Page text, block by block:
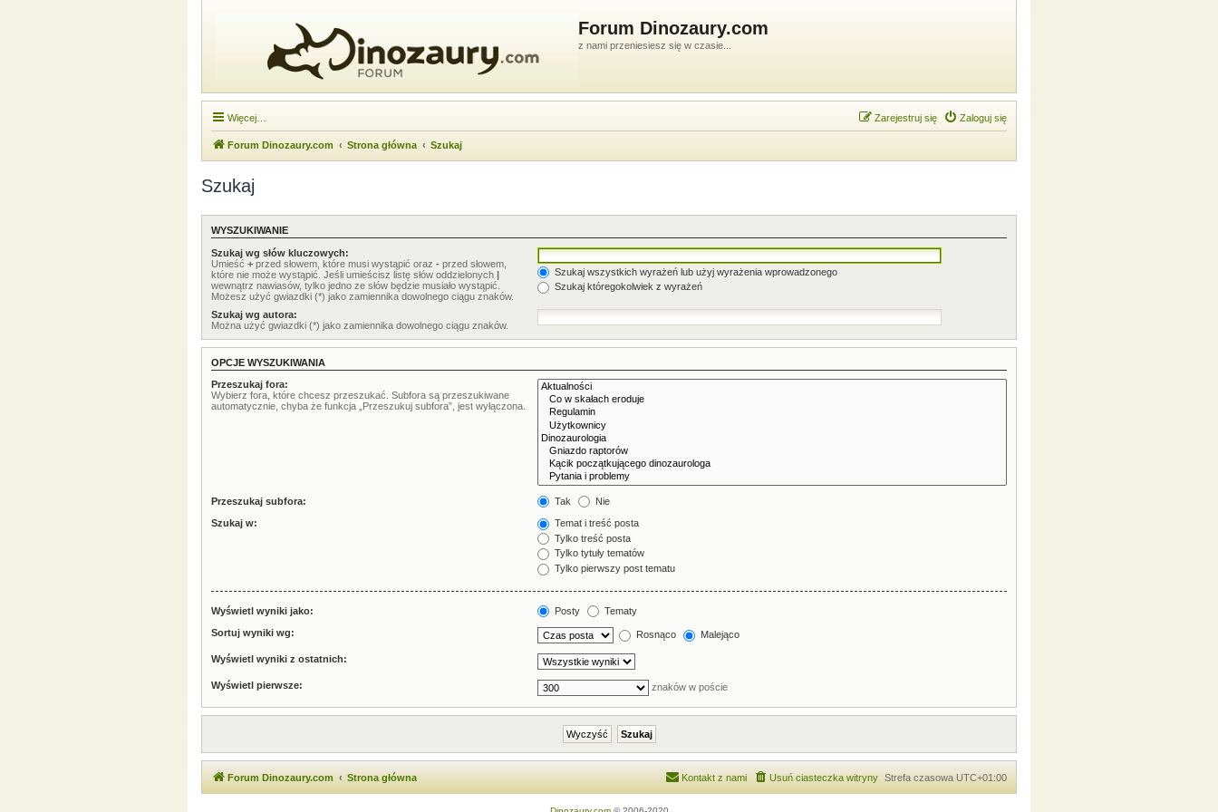
Forum Dinozaury.com
z nami przeniesiesz się w czasie...
Więcej… Zaloguj się
Zarejestruj się
Forum Dinozaury.com Strona główna Szukaj
Szukaj
WYSZUKIWANIE
Szukaj wg słów kluczowych:
Umieść + przed słowem, które musi wystąpić oraz - przed słowem,
które nie może wystąpić. Jeśli umieścisz listę słów oddzielonych |
wewnątrz nawiasów, tylko jedno ze słów będzie musiało wystąpić.
Możesz użyć gwiazdki (*) jako zamiennika dowolnego ciągu znaków.
Szukaj wszystkich wyrażeń lub użyj wyrażenia wprowadzonego
Szukaj któregokolwiek z wyrażeń
Szukaj wg autora:
Można użyć gwiazdki (*) jako zamiennika dowolnego ciągu znaków.
OPCJE WYSZUKIWANIA
Przeszukaj fora:
Wybierz fora, które chcesz przeszukać. Subfora są przeszukiwane
automatycznie, chyba że funkcja „Przeszukuj subfora”, jest wyłączona.
Przeszukaj subfora: Tak Nie
Szukaj w:
Temat i treść posta
Tylko treść posta
Tylko tytuły tematów
Tylko pierwszy post tematu
Wyświetl wyniki jako: Posty Tematy
Sortuj wyniki wg: Rosnąco Malejąco
Wyświetl wyniki z ostatnich:
Wyświetl pierwsze: znaków w poście
Forum Dinozaury.com Strona główna Strefa czasowa UTC+01:00
Usuń ciasteczka witryny
Kontakt z nami